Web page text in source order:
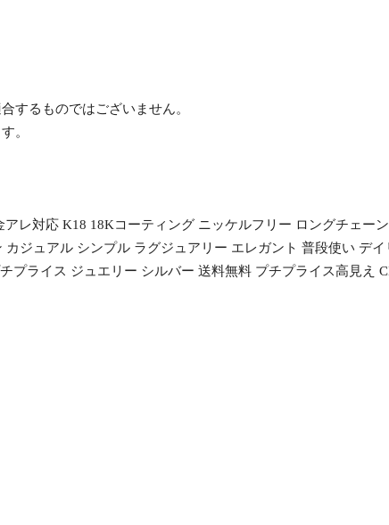
するものではございません。
。
レ対応 K18 18Kコーティング ニッケルフリー ロングチェー
ジュアル シンプル ラグジュアリー エレガント 普段使い デ
ライス ジュエリー シルバー 送料無料 プチプライス高見え